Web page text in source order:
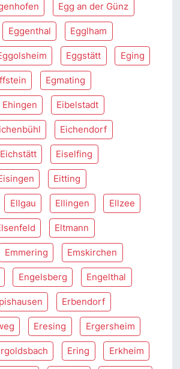
Egg an der Günz
Eggenthal Egglham
Eggstätt Eging
Egmating
Ehingen Eibelstadt
Eichendorf
Eichstätt Eiselfing
Eitting
Ellgau Ellingen Ellzee
Eltmann
Emmering Emskirchen
Engelsberg Engelthal
Erbendorf
Eresing Ergersheim
Ering Erkheim